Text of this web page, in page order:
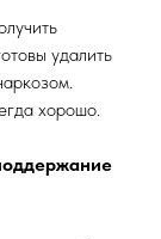
удалить
хорошо.